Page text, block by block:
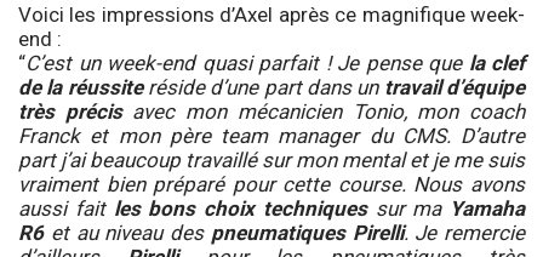
Voici les impressions d’Axel après ce magnifique week-
end :
“C’est un week-end quasi parfait ! Je pense quela clef
de la réussiteréside d’une part dans un travail d’équipe
très précisavec mon mécanicien Tonio, mon coach
Franck et mon père team manager du CMS. D’autre
part j’ai beaucoup travaillé sur mon mental et je me suis
vraiment bien préparé pour cette course. Nous avons
aussi faitles bons choix techniques sur ma Yamaha
R6et au niveau des pneumatiques Pirelli. Je remercie